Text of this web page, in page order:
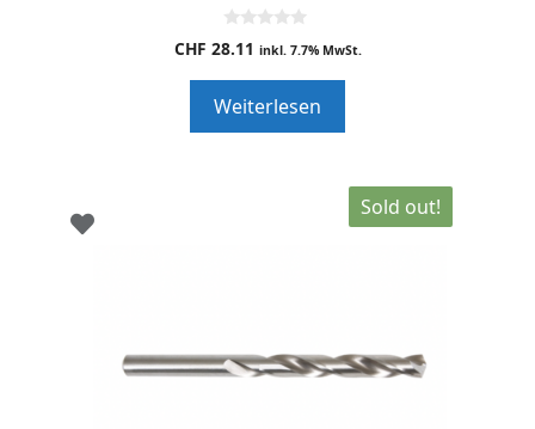
0
o
o
f
5
CHF 28.11 inkl. 7.7% MwSt.
Weiterlesen
Sold out!